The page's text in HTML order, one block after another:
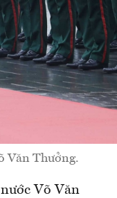
Văn Thưởng.
Võ Văn